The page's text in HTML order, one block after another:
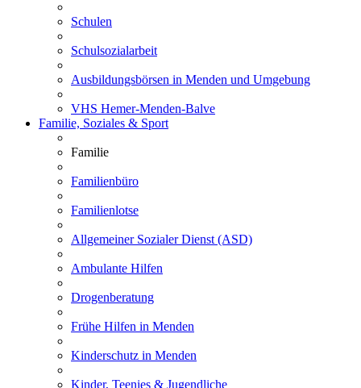
Schulen
Schulsozialarbeit
Ausbildungsbörsen in Menden und Umgebung
VHS Hemer-Menden-Balve
Familie, Soziales & Sport
Familie
Familienbüro
Familienlotse
Allgemeiner Sozialer Dienst (ASD)
Ambulante Hilfen
Drogenberatung
Frühe Hilfen in Menden
Kinderschutz in Menden
Kinder, Teenies & Jugendliche